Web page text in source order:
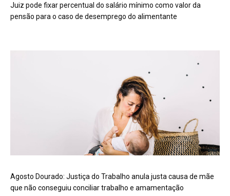
Juiz pode fixar percentual do salário mínimo como valor da
pensão para o caso de desemprego do alimentante
Agosto Dourado: Justiça do Trabalho anula justa causa de mãe
que não conseguiu conciliar trabalho e amamentação